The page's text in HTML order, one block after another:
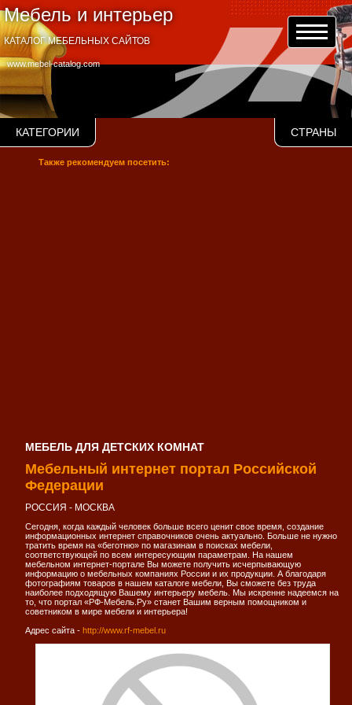
Мебель и интерьер
www.mebel-catalog.com
КАТАЛОГ МЕБЕЛЬНЫХ САЙТОВ
КАТЕГОРИИ СТРАНЫ
Также рекомендуем посетить:
МЕБЕЛЬ ДЛЯ ДЕТСКИХ КОМНАТ
Мебельный интернет портал Российской
Федерации
РОССИЯ - МОСКВА
Сегодня, когда каждый человек больше всего ценит свое время, создание
информационных интернет справочников очень актуально. Больше не нужно
тратить время на «беготню» по магазинам в поисках мебели,
соответствующей по всем интересующим параметрам. На нашем
мебельном интернет-портале Вы можете получить исчерпывающую
информацию о мебельных компаниях России и их продукции. А благодаря
фотографиям товаров в нашем каталоге мебели, Вы сможете без труда
наиболее подходящую Вашему интерьеру мебель. Мы искренне надеемся на
то, что портал «РФ-Мебель.Ру» станет Вашим верным помощником и
советником в мире мебели и интерьера!
Адрес сайта - http://www.rf-mebel.ru